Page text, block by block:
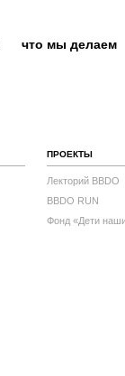
что мы делаем
ПРОЕКТЫ
Лекторий BBDO
BBDO RUN
Фонд «Дети